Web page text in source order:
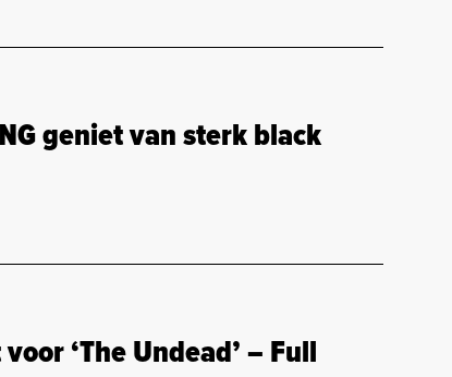
geniet van sterk black
‘The Undead’ – Full